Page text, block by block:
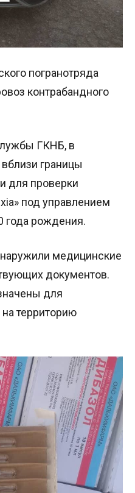
погранотряда
контрабандного
ГКНБ, в
границы
для проверки
под управлением
года рождения.
медицинские
документов.
для
территорию